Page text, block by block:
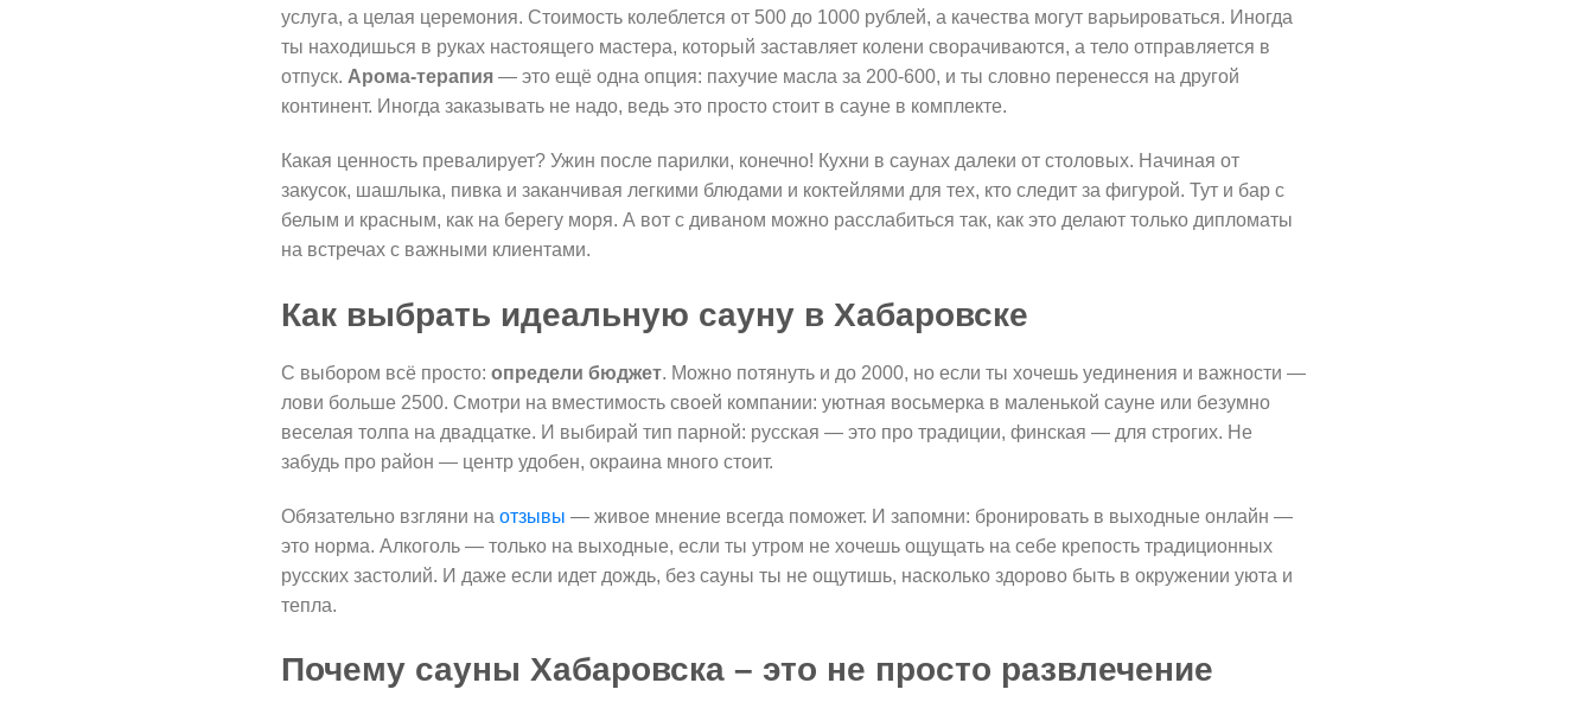
услуга, а целая церемония. Стоимость колеблется от 500 до 1000 рублей, а качества могут варьироваться. Иногда
ты находишься в руках настоящего мастера, который заставляет колени сворачиваются, а тело отправляется в
отпуск. Арома-терапия — это ещё одна опция: пахучие масла за 200-600, и ты словно перенесся на другой
континент. Иногда заказывать не надо, ведь это просто стоит в сауне в комплекте.
Какая ценность превалирует? Ужин после парилки, конечно! Кухни в саунах далеки от столовых. Начиная от
закусок, шашлыка, пивка и заканчивая легкими блюдами и коктейлями для тех, кто следит за фигурой. Тут и бар с
белым и красным, как на берегу моря. А вот с диваном можно расслабиться так, как это делают только дипломаты
на встречах с важными клиентами.
Как выбрать идеальную сауну в Хабаровске
С выбором всё просто: определи бюджет. Можно потянуть и до 2000, но если ты хочешь уединения и важности —
лови больше 2500. Смотри на вместимость своей компании: уютная восьмерка в маленькой сауне или безумно
веселая толпа на двадцатке. И выбирай тип парной: русская — это про традиции, финская — для строгих. Не
забудь про район — центр удобен, окраина много стоит.
Обязательно взгляни на отзывы — живое мнение всегда поможет. И запомни: бронировать в выходные онлайн —
это норма. Алкоголь — только на выходные, если ты утром не хочешь ощущать на себе крепость традиционных
русских застолий. И даже если идет дождь, без сауны ты не ощутишь, насколько здорово быть в окружении уюта и
тепла.
Почему сауны Хабаровска – это не просто развлечение